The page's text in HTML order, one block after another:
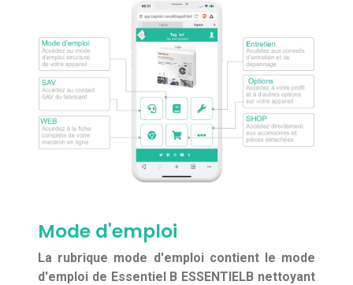
Mode d'emploi
La rubrique mode d'emploi contient le mode
d'emploi de Essentiel B ESSENTIELB nettoyant